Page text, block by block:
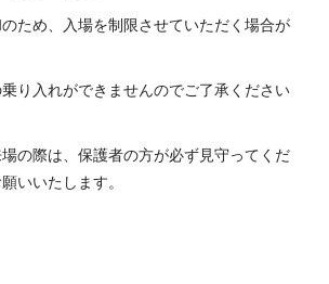
ため、入場を制限させていただく場合が
り入れができませんのでご了承ください
の際は、保護者の方が必ず見守ってくだ
いいたします。